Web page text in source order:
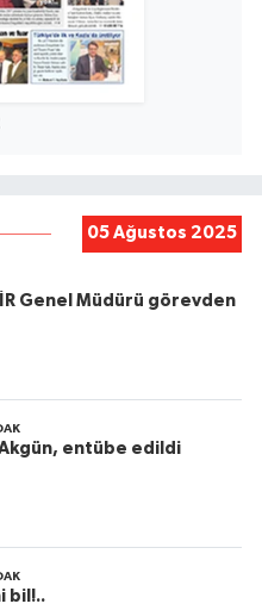
05 Ağustos 2025
Genel Müdürü görevden
entübe edildi
bil!..